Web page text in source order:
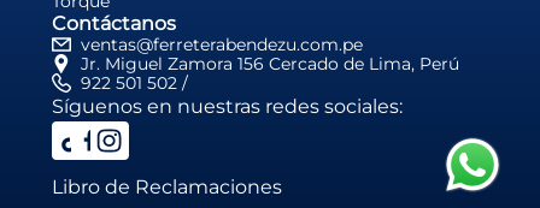
Contáctanos
ventas@ferreterabendezu.com.pe
922 501 502 /
Jr. Miguel Zamora 156 Cercado de Lima, Perú
Síguenos en nuestras redes sociales:
Libro de Reclamaciones